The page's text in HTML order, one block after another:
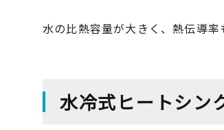
水の比熱容量が大きく、熱伝導率
水冷式ヒートシン